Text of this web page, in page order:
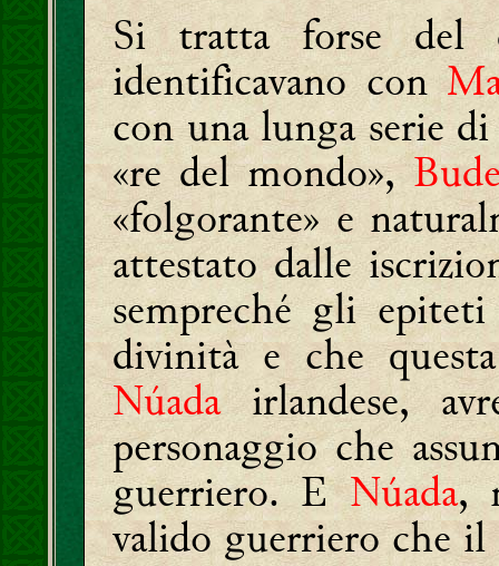
Si tratta forse del
identificavano con
con una lunga serie
«re del mondo»,
«folgorante» e
attestato dalle
sempreché gli
divinità e che
Núadairlandese,
personaggio che
guerriero. ENúada,
valido guerriero che